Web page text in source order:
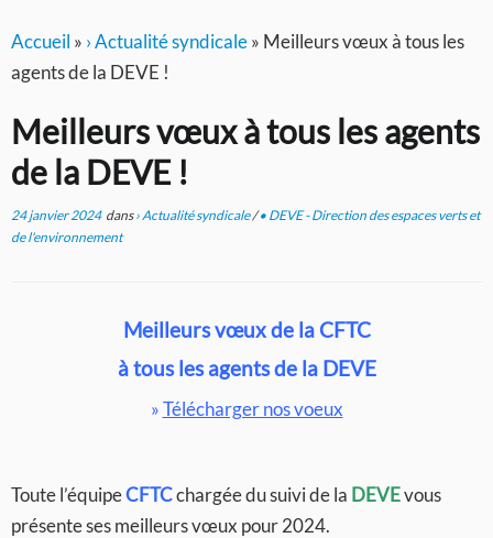
Accueil » › Actualité syndicale» Meilleurs vœux à tous les
agents de la DEVE !
Meilleurs vœux à tous les agents
de la DEVE !
24 janvier 2024dans› Actualité syndicale/• DEVE - Direction des espaces verts et
de l'environnement
Meilleurs vœux de la CFTC
à tous les agents de la DEVE
»Télécharger nos voeux
Toute l’équipeCFTCchargée du suivi de la DEVEvous
présente ses meilleurs vœux pour 2024.